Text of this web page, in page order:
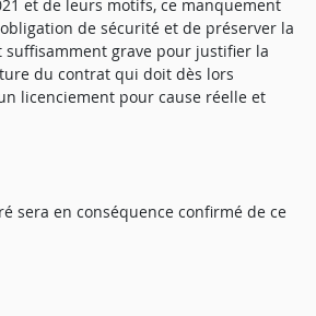
et de leurs motifs, ce manquement
de sécurité et de préserver la
suffisamment grave pour justifier la
du contrat qui doit dès lors
licenciement pour cause réelle et
sera en conséquence confirmé de ce